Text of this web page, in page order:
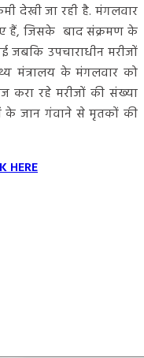
देखी जा रही है. मंगलवार
हैं, जिसके बाद संक्रमण के
उपचाराधीन मरीजों
मंत्रालय के मंगलवार को
रहे मरीजों की संख्या
के जान गंवाने से मृतकों की
HERE